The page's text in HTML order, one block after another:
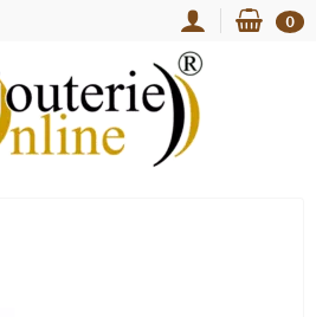
0